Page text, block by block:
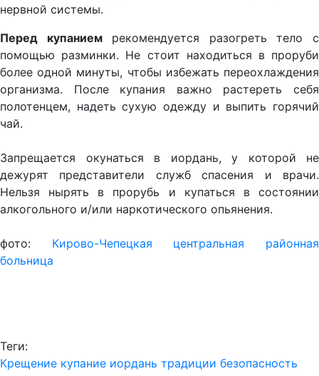
нервной системы.
Перед купаниемрекомендуется разогреть тело с
помощью разминки. Не стоит находиться в проруби
более одной минуты, чтобы избежать переохлаждения
организма. После купания важно растереть себя
полотенцем, надеть сухую одежду и выпить горячий
чай.
Запрещается окунаться в иордань, у которой не
дежурят представители служб спасения и врачи.
Нельзя нырять в прорубь и купаться в состоянии
алкогольного и/или наркотического опьянения.
фото: Кирово-Чепецкая центральная районная
больница
Теги:
Крещение купание иордань традиции безопасность